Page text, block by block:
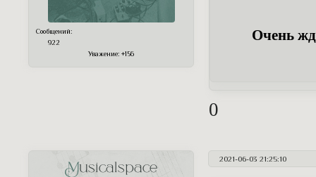
Сообщений:
922
Уважение: +156
Очень
0
2021-06-03 21:25:10
Musicalspace